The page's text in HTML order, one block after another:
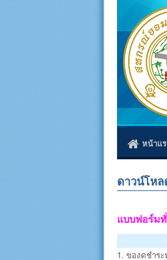
หน้าแ
ดาวน์โห
แบบฟอร์ม
1. ของดชำร